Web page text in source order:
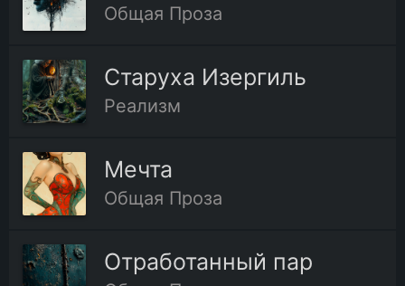
Общая Проза
Старуха Изергиль
Реализм
Мечта
Общая Проза
Отработанный пар